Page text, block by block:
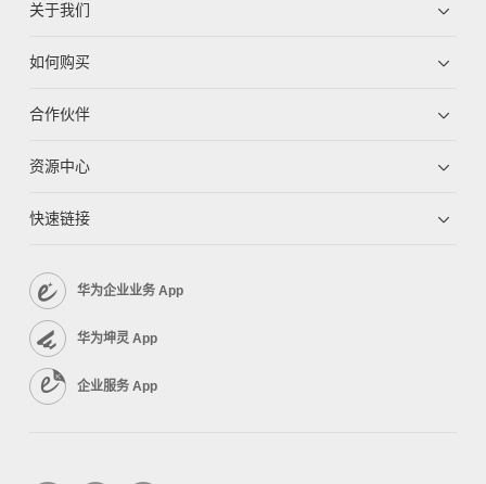
关于我们
如何购买
合作伙伴
资源中心
快速链接
华为企业业务 App
华为坤灵 App
企业服务 App